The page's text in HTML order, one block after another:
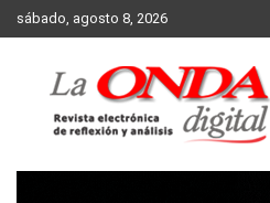
Skip
to
sábado, agosto 8, 2026